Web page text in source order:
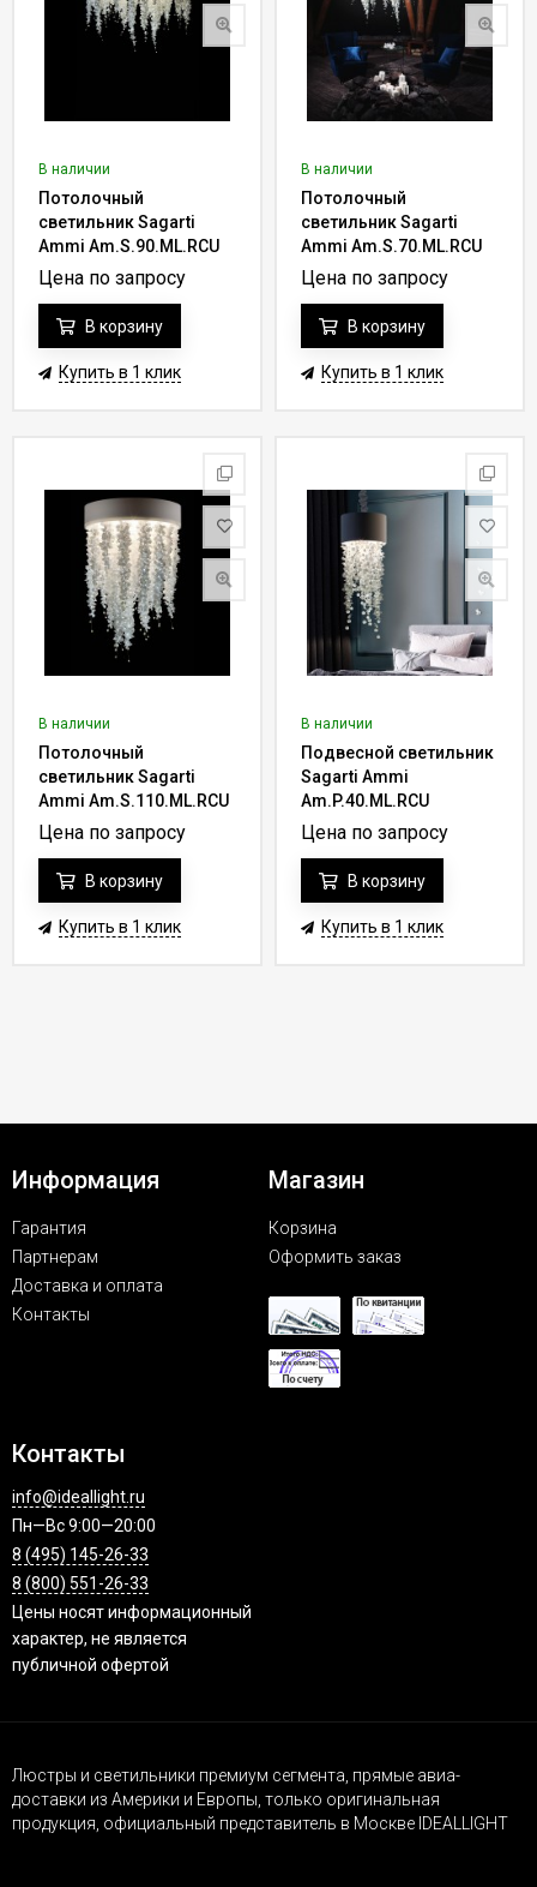
В наличии
Потолочный
светильник Sagarti
Ammi Am.S.90.ML.RCU
Цена по запросу
В корзину
Купить в 1 клик
В наличии
Потолочный
светильник Sagarti
Ammi Am.S.70.ML.RCU
Цена по запросу
В корзину
Купить в 1 клик
В наличии
Потолочный
светильник Sagarti
Ammi Am.S.110.ML.RCU
Цена по запросу
В корзину
Купить в 1 клик
В наличии
Подвесной светильник
Sagarti Ammi
Am.P.40.ML.RCU
Цена по запросу
В корзину
Купить в 1 клик
Информация
Гарантия
Партнерам
Доставка и оплата
Контакты
Магазин
Корзина
Оформить заказ
Контакты
info@ideallight.ru
Пн—Вс 9:00—20:00
8 (495) 145-26-33
8 (800) 551-26-33
Цены носят информационный
характер, не является
публичной офертой
Люстры и светильники премиум сегмента, прямые авиа-
доставки из Америки и Европы, только оригинальная
продукция, официальный представитель в Москве IDEALLIGHT